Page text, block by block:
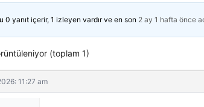
0 yanıt içerir, 1 izleyen vardır ve en son 2 ay 1 hafta önce
(toplam 1)
11:27 am